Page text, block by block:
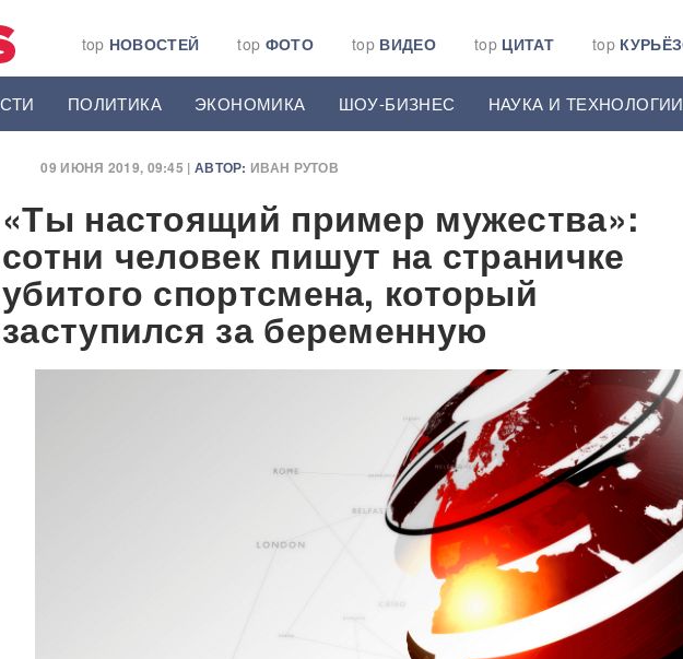
top НОВОСТЕЙ top ФОТО top ВИДЕО top ЦИТАТ top
ПОЛИТИКА ЭКОНОМИКА ШОУ-БИЗНЕС НАУКА И ТЕХНОЛОГИИ
09 ИЮНЯ 2019, 09:45 | АВТОР: ИВАН РУТОВ
«Ты настоящий пример мужества»:
сотни человек пишут на страничке
убитого спортсмена, который
заступился за беременную